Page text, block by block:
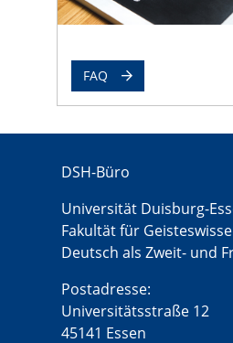
FAQ
DSH-Büro
Universität Duisburg-
Fakultät für
Deutsch als Zweit- und
Postadresse:
Universitätsstraße 12
45141 Essen